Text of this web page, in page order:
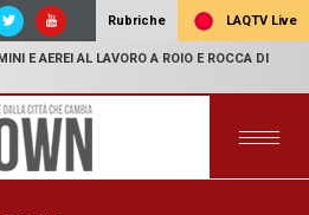
Rubriche LAQTV Live
E AEREI AL LAVORO A ROIO E ROCCA DI